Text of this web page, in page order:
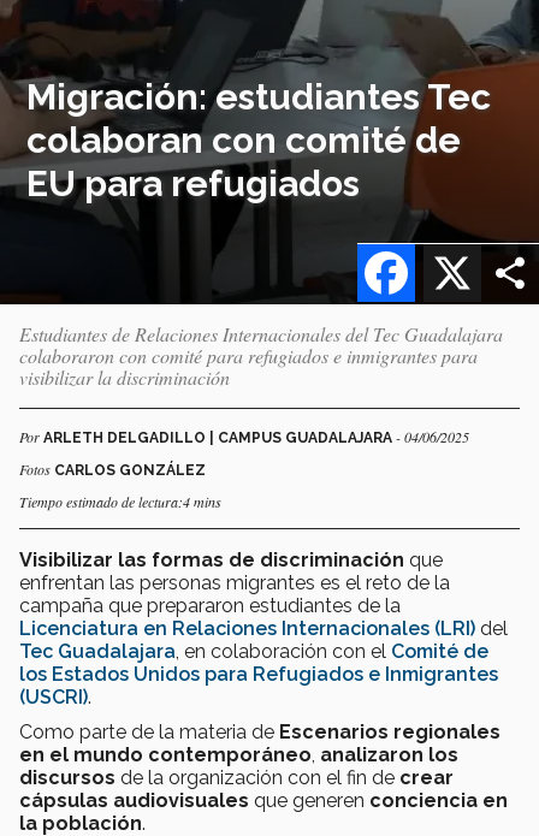
Migración: estudiantes Tec
colaboran con comité de
EU para refugiados
X
Facebook
Estudiantes de Relaciones Internacionales del Tec Guadalajara
colaboraron con comité para refugiados e inmigrantes para
visibilizar la discriminación
Por ARLETH DELGADILLO | CAMPUS GUADALAJARA - 04/06/2025
Fotos CARLOS GONZÁLEZ
Tiempo estimado de lectura:4 mins
Visibilizar las formas de discriminación que
enfrentan las personas migrantes es el reto de la
campaña que prepararon estudiantes de la
Licenciatura en Relaciones Internacionales (LRI) del
Tec Guadalajara , en colaboración con el Comité de
los Estados Unidos para Refugiados e Inmigrantes
(USCRI).
Como parte de la materia de Escenarios regionales
en el mundo contemporáneo analizaron los
discursos de la organización con el fin de crear
cápsulas audiovisuales que generen conciencia en
la población.